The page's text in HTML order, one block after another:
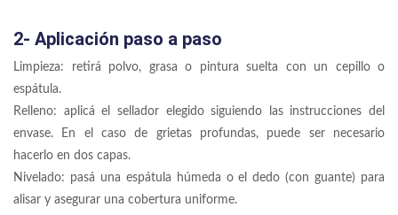
2- Aplicación paso a paso
Limpieza: retirá polvo, grasa o pintura suelta con un cepillo o
espátula.
Relleno: aplicá el sellador elegido siguiendo las instrucciones del
envase. En el caso de grietas profundas, puede ser necesario
hacerlo en dos capas.
Nivelado: pasá una espátula húmeda o el dedo (con guante) para
alisar y asegurar una cobertura uniforme.